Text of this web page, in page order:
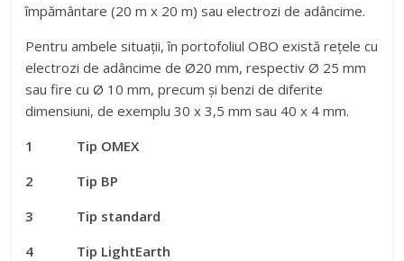
împământare (20 m x 20 m) sau electrozi de adâncime.
Pentru ambele situații, în portofoliul OBO există rețele cu
electrozi de adâncime de Ø20 mm, respectiv Ø 25 mm
sau fire cu Ø 10 mm, precum și benzi de diferite
dimensiuni, de exemplu 30 x 3,5 mm sau 40 x 4 mm.
1 Tip OMEX
2 Tip BP
3 Tip standard
4 Tip LightEarth